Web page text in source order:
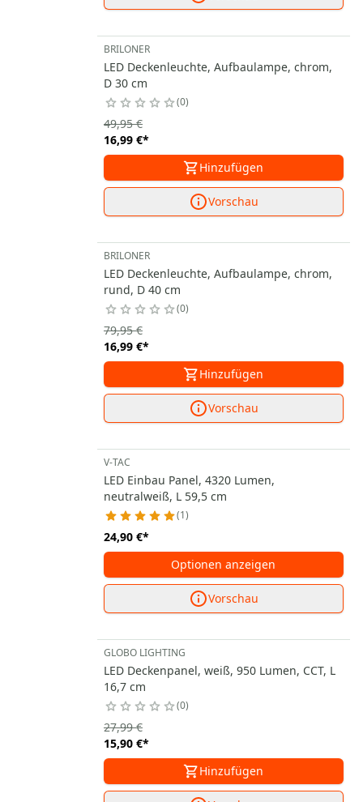
BRILONER
LED Deckenleuchte, Aufbaulampe, chrom,
D 30 cm
0
16,99 €*
49,95 €
Hinzufügen
Vorschau
BRILONER
LED Deckenleuchte, Aufbaulampe, chrom,
rund, D 40 cm
0
16,99 €*
79,95 €
Hinzufügen
Vorschau
V-TAC
LED Einbau Panel, 4320 Lumen,
neutralweiß, L 59,5 cm
1
24,90 €*
Optionen anzeigen
Vorschau
GLOBO LIGHTING
LED Deckenpanel, weiß, 950 Lumen, CCT, L
16,7 cm
0
15,90 €*
27,99 €
Hinzufügen